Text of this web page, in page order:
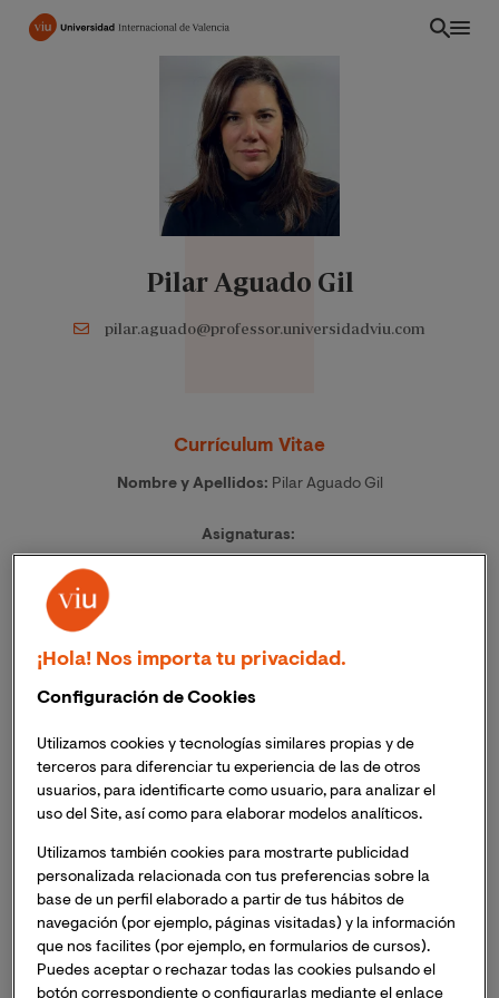
Pasar
Pilar Aguado Gil
pilar.aguado@professor.universidadviu.com
Currículum Vitae
Nombre y Apellidos: Pilar Aguado Gil
Asignaturas:
-10GLYT Fundamentos del transporte
-13MMBA_04_R_2023-24. Coordinación grupo R TFM
-10MEDE_10_R_2023-24. Coordinación grupo R TFM
-10MECI_10_A_2023-24. Coordinación grupo A TFM
-10MECI_10_F_2023-24. Coordinación grupo F TFM
Titulación, institución y año de finalización:
Posgrado de Liderazgo y Coaching.ESIC Business &
marketing School. Zaragoza.2023-2024
¡Hola! Nos importa tu privacidad.
Configuración de Cookies
Utilizamos cookies y tecnologías similares propias y de
terceros para diferenciar tu experiencia de las de otros
usuarios, para identificarte como usuario, para analizar el
uso del Site, así como para elaborar modelos analíticos.
Utilizamos también cookies para mostrarte publicidad
personalizada relacionada con tus preferencias sobre la
base de un perfil elaborado a partir de tus hábitos de
navegación (por ejemplo, páginas visitadas) y la información
que nos facilites (por ejemplo, en formularios de cursos).
Puedes aceptar o rechazar todas las cookies pulsando el